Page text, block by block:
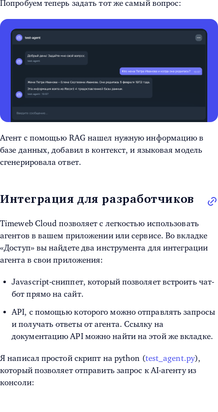
Попробуем теперь задать тот же самый вопрос:
Агент с помощью RAG нашел нужную информацию в
базе данных, добавил в контекст, и языковая модель
сгенерировала ответ.
Интеграция для разработчиков
Timeweb Cloud позволяет с легкостью использовать
агентов в вашем приложении или сервисе. Во вкладке
«Доступ» вы найдете два инструмента для интеграции
агента в свои приложения:
Javascript-сниппет, который позволяет встроить чат-
бот прямо на сайт.
API, с помощью которого можно отправлять запросы
и получать ответы от агента. Ссылку на
документацию API можно найти на этой же вкладке.
Я написал простой скрипт на python (test_agent.py),
который позволяет отправить запрос к AI-агенту из
консоли: